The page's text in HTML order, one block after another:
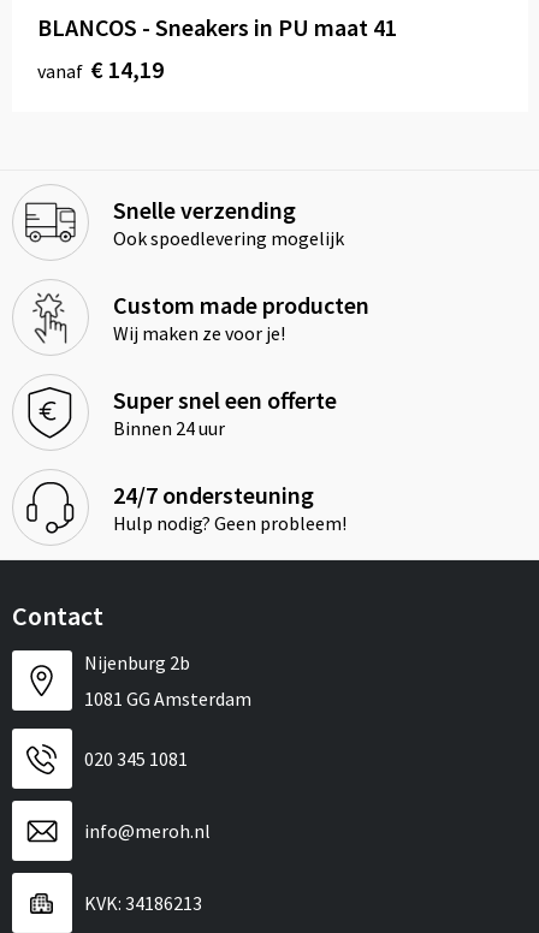
BLANCOS - Sneakers in PU maat 41
vanaf € 14,19
Snelle verzending
Ook spoedlevering mogelijk
Custom made producten
Wij maken ze voor je!
Super snel een offerte
Binnen 24 uur
24/7 ondersteuning
Hulp nodig? Geen probleem!
Contact
Nijenburg 2b
1081 GG Amsterdam
020 345 1081
info@meroh.nl
KVK: 34186213